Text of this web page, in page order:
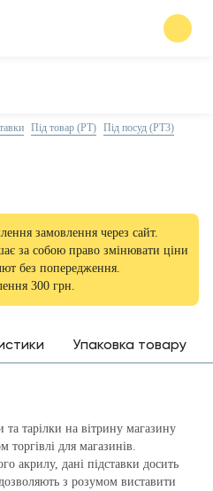
Під товар (PT) Під посуд (PT3)
замовлення через сайт.
за собою право змінювати ціни
без попередження.
300 грн.
Упаковка товару
та тарілки на вітрину магазину
торгівлі для магазинів.
акрилу, дані підставки досить
з розумом виставити